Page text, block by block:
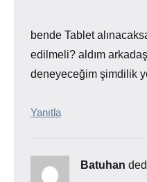
bende Tablet
edilmeli? aldım
deneyeceğim şimdilik
Yanıtla
Batuhan